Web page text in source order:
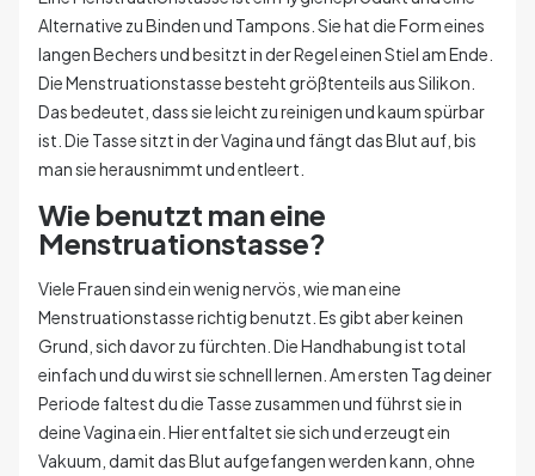
Alternative zu Binden und Tampons. Sie hat die Form eines
langen Bechers und besitzt in der Regel einen Stiel am Ende.
Die Menstruationstasse besteht größtenteils aus Silikon.
Das bedeutet, dass sie leicht zu reinigen und kaum spürbar
ist. Die Tasse sitzt in der Vagina und fängt das Blut auf, bis
man sie herausnimmt und entleert.
Wie benutzt man eine
Menstruationstasse?
Viele Frauen sind ein wenig nervös, wie man eine
Menstruationstasse richtig benutzt. Es gibt aber keinen
Grund, sich davor zu fürchten. Die Handhabung ist total
einfach und du wirst sie schnell lernen. Am ersten Tag deiner
Periode faltest du die Tasse zusammen und führst sie in
deine Vagina ein. Hier entfaltet sie sich und erzeugt ein
Vakuum, damit das Blut aufgefangen werden kann, ohne